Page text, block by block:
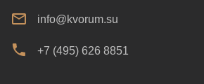
info@kvorum.su
+7 (495) 626 8851